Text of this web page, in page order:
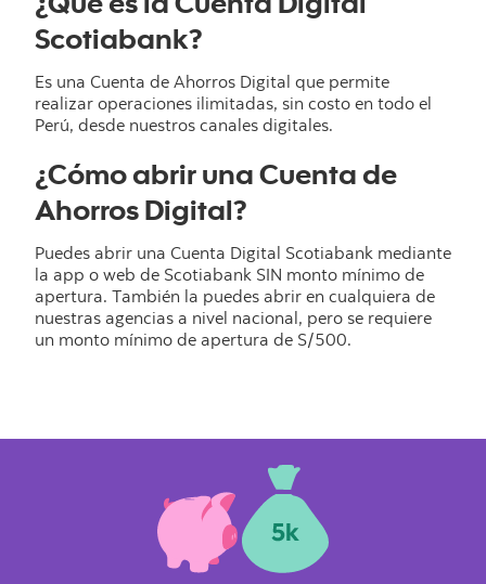
Scotiabank?
Es una Cuenta de Ahorros Digital que permite
realizar operaciones ilimitadas, sin costo en todo el
Perú, desde nuestros canales digitales.
¿Cómo abrir una Cuenta de
Ahorros Digital?
Puedes abrir una Cuenta Digital Scotiabank mediante
la app o web de Scotiabank SIN monto mínimo de
apertura. También la puedes abrir en cualquiera de
nuestras agencias a nivel nacional, pero se requiere
un monto mínimo de apertura de S/500.